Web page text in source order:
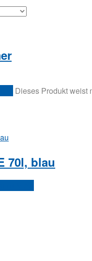
Dieses Produkt weist
70l, blau